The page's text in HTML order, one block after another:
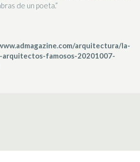
de un poeta.”
arquitectura/la-
famosos-20201007-